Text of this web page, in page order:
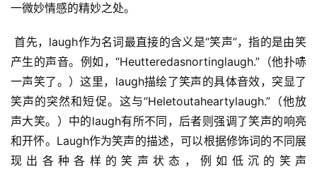
一微妙情感的精妙之处。
首先，laugh作为名词最直接的含义是“笑声”，指的是由笑
产生的声音。例如，“Heutteredasnortinglaugh.”（他扑哧
一声笑了。）这里，laugh描绘了笑声的具体音效，突显了
笑声的突然和短促。这与“Heletoutaheartylaugh.”（他放
声大笑。）中的laugh有所不同，后者则强调了笑声的响亮
和开怀。Laugh作为笑声的描述，可以根据修饰词的不同展
现出各种各样的笑声状态，例如低沉的笑声